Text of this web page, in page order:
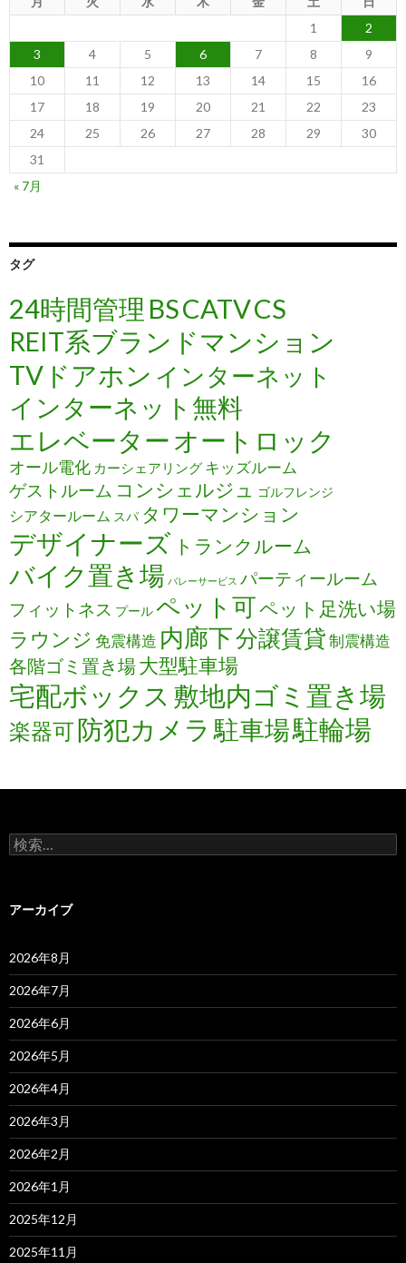
1
2
3
4 5 6 7 8
9
10
11 12 13 14 15
16
17
18 19 20 21 22
23
24
25 26 27 28 29
30
31
« 7月
タグ
24時間管理 BSCATVCS
REIT系ブランドマンション
TVドアホン インターネット
インターネット無料
エレベーター オートロック
オール電化 カーシェアリング キッズルーム
ゲストルーム コンシェルジュ ゴルフレンジ
シアタールーム スパ タワーマンション
デザイナーズ トランクルーム
バイク置き場 バレーサービス パーティールーム
フィットネス プールペット可ペット足洗い場
ラウンジ 免震構造 内廊下分譲賃貸制震構造
各階ゴミ置き場大型駐車場
宅配ボックス 敷地内ゴミ置き場
楽器可防犯カメラ 駐車場駐輪場
検
索:
アーカイブ
2026年8月
2026年7月
2026年6月
2026年5月
2026年4月
2026年3月
2026年2月
2026年1月
2025年12月
2025年11月